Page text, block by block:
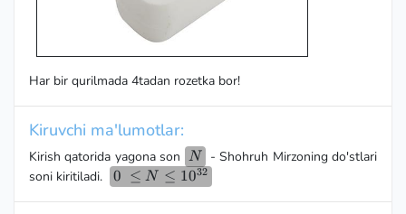
Har bir qurilmada 4tadan rozetka bor!
Kiruvchi ma'lumotlar:
Kirish qatorida yagona son N
N
- Shohruh Mirzoning do'stlari
soni kiritiladi.
0 \le N
0 ≤ N ≤ 1032